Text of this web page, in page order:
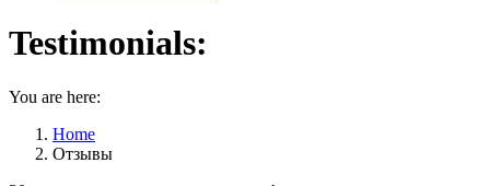
Testimonials:
You are here:
Home
Отзывы